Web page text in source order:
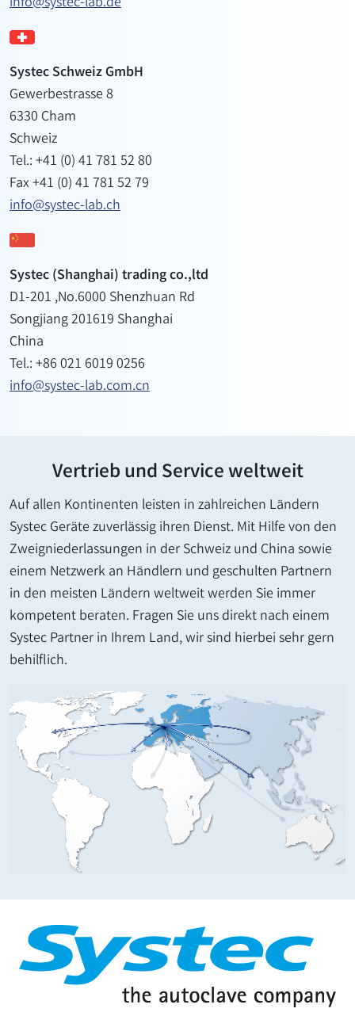
Systec Schweiz GmbH
Gewerbestrasse 8
6330 Cham
Schweiz
Tel.: +41 (0) 41 781 52 80
Fax +41 (0) 41 781 52 79
info@systec-lab.ch
Systec (Shanghai) trading co.,ltd
D1-201 ,No.6000 Shenzhuan Rd
Songjiang 201619 Shanghai
China
Tel.: +86 021 6019 0256
info@systec-lab.com.cn
Vertrieb und Service weltweit
Auf allen Kontinenten leisten in zahlreichen Ländern
Systec Geräte zuverlässig ihren Dienst. Mit Hilfe von den
Zweigniederlassungen in der Schweiz und China sowie
einem Netzwerk an Händlern und geschulten Partnern
in den meisten Ländern weltweit werden Sie immer
kompetent beraten. Fragen Sie uns direkt nach einem
Systec Partner in Ihrem Land, wir sind hierbei sehr gern
behilflich.